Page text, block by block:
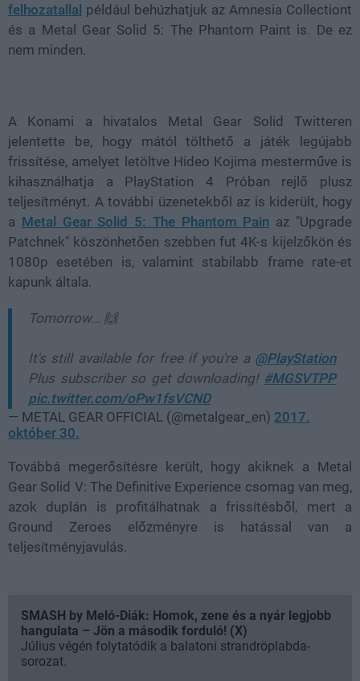
felhozatallal például behúzhatjuk az Amnesia Collectiont
és a Metal Gear Solid 5: The Phantom Paint is. De ez
nem minden.
A Konami a hivatalos Metal Gear Solid Twitteren
jelentette be, hogy mától tölthető a játék legújabb
frissítése, amelyet letöltve Hideo Kojima mesterműve is
kihasználhatja a PlayStation 4 Próban rejlő plusz
teljesítményt. A további üzenetekből az is kiderült, hogy
a Metal Gear Solid 5: The Phantom Pain az "Upgrade
Patchnek" köszönhetően szebben fut 4K-s kijelzőkön és
1080p esetében is, valamint stabilabb frame rate-et
kapunk általa.
Tomorrow... 🙌
It's still available for free if you're a @PlayStation
Plus subscriber so get downloading! #MGSVTPP
pic.twitter.com/oPw1fsVCND
— METAL GEAR OFFICIAL (@metalgear_en) 2017.
október 30.
Továbbá megerősítésre került, hogy akiknek a Metal
Gear Solid V: The Definitive Experience csomag van meg,
azok duplán is profitálhatnak a frissítésből, mert a
Ground Zeroes előzményre is hatással van a
teljesítményjavulás.
SMASH by Meló-Diák: Homok, zene és a nyár legjobb
hangulata – Jön a második forduló! (X)
Július végén folytatódik a balatoni strandröplabda-
sorozat.